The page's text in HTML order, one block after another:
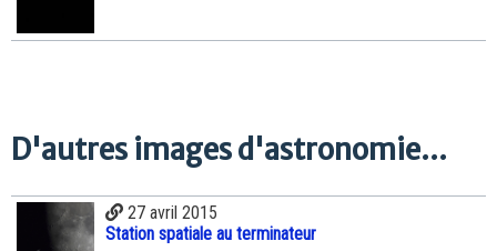
D'autres images d'astronomie...
27 avril 2015
Station spatiale au terminateur